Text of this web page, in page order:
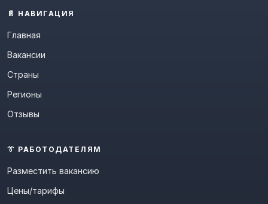
📄 НАВИГАЦИЯ
Главная
Вакансии
Страны
Регионы
Отзывы
👔 РАБОТОДАТЕЛЯМ
Разместить вакансию
Цены/тарифы